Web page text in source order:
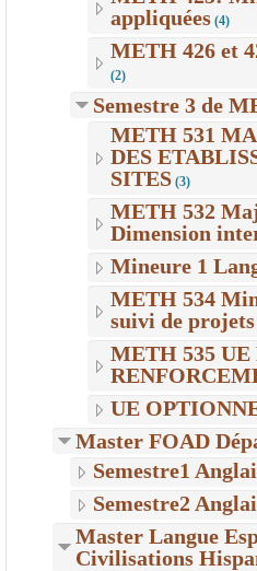
appliquées (4)
METH 426 et
(2)
Semestre 3 de
METH 531
DES
SITES (3)
METH 532
Dimension
Mineure 1
METH 534
suivi de projets
METH 535 UE
UE
Master FOAD
Semestre1
Semestre2
Master Langue
Civilisations